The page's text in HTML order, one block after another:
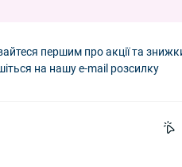
першим про акції та
на нашу e-mail розсилку